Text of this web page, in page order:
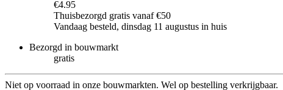
€4.95
Thuisbezorgd gratis vanaf €50
Vandaag besteld, dinsdag 11 augustus in huis
Bezorgd in bouwmarkt
gratis
Niet op voorraad in onze bouwmarkten. Wel op bestelling verkrijgbaar.